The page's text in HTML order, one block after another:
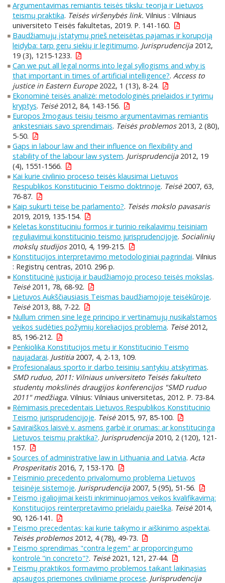
Argumentavimas remiantis teisės tikslu: teorija ir Lietuvos
teismų praktika. Teisės viršenybės link. Vilnius : Vilniaus
universiteto Teisės fakultetas, 2019. P. 141-160.
Baudžiamųjų įstatymų prieš neteisėtas pajamas ir korupciją
leidyba: tarp gerų siekių ir legitimumo. Jurisprudencija2012,
19 (3), 1215-1233.
Can we put all legal norms into legal syllogisms and why is
that important in times of artificial intelligence?. Access to
justice in Eastern Europe2022, 1 (13), 8-24.
Ekonominė teisės analizė: metodologinės prielaidos ir tyrimų
kryptys. Teisė2012, 84, 143-156.
Europos žmogaus teisių teismo argumentavimas remiantis
ankstesniais savo sprendimais. Teisės problemos2013, 2 (80),
5-50.
Gaps in labour law and their influence on flexibility and
stability of the labour law system. Jurisprudencija2012, 19
(4), 1551-1566.
Kai kurie civilinio proceso teisės klausimai Lietuvos
Respublikos Konstitucinio Teismo doktrinoje. Teisė2007, 63,
76-87.
Kaip sukurti teisę be parlamento?. Teisės mokslo pavasaris
2019, 2019, 135-154.
Keletas konstitucinių formos ir turinio reikalavimų teisiniam
reguliavimui konstitucinio teismo jurisprudencijoje. Socialinių
mokslų studijos2010, 4, 199-215.
Konstitucijos interpretavimo metodologiniai pagrindai. Vilnius
: Registrų centras, 2010. 296 p.
Konstitucinė justicija ir baudžiamojo proceso teisės mokslas.
Teisė2011, 78, 68-92.
Lietuvos Aukščiausiasis Teismas baudžiamojoje teisėkūroje.
Teisė2013, 88, 7-22.
Nullum crimen sine lege principo ir vertinamųjų nusikalstamos
veikos sudėties požymių koreliacijos problema. Teisė2012,
85, 196-212.
Penkiolika Konstitucijos metų ir Konstitucinio Teismo
naujadarai. Justitia2007, 4, 2-13, 109.
Profesionalaus sporto ir darbo teisinių santykių atskyrimas.
SMD ruduo, 2011: Vilniaus universiteto Teisės fakulteto
studentų mokslinės draugijos konferencijos "SMD ruduo
2011" medžiaga. Vilnius: Vilniaus universitetas, 2012. P. 73-84.
Rėmimasis precedentais Lietuvos Respublikos Konstitucinio
Teismo jurisprudencijoje. Teisė2015, 97, 85-100.
Saviraiškos laisvė v. asmens garbė ir orumas: ar konstitucinga
Lietuvos teismų praktika?. Jurisprudencija2010, 2 (120), 121-
157.
Sources of administrative law in Lithuania and Latvia. Acta
Prosperitatis2016, 7, 153-170.
Teisminio precedento privalomumo problema Lietuvos
teisinėje sistemoje. Jurisprudencija2007, 5 (95), 51-56.
Teismo įgaliojimai keisti inkriminuojamos veikos kvalifikavimą:
Konstitucijos reinterpretavimo prielaidų paieška. Teisė2014,
90, 126-141.
Teismo precedentas: kai kurie taikymo ir aiškinimo aspektai.
Teisės problemos2012, 4 (78), 49-73.
Teismo sprendimas "contra legem" ar proporcingumo
kontrolė "in concreto"?. Teisė2021, 121, 27-44.
Teismų praktikos formavimo problemos taikant laikinąsias
apsaugos priemones civiliniame procese. Jurisprudencija